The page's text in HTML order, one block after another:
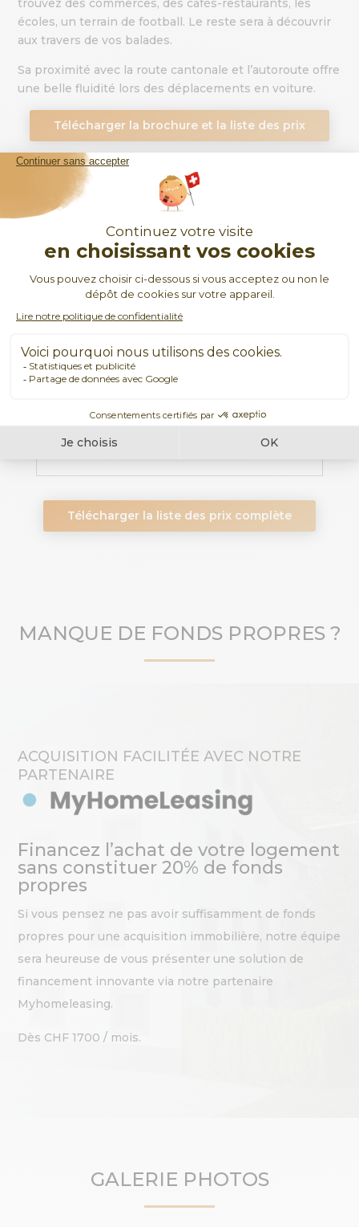
trouvez des commerces, des cafés-restaurants, les
écoles, un terrain de football. Le reste sera à découvrir
aux travers de vos balades.
Sa proximité avec la route cantonale et l’autoroute offre
une belle fluidité lors des déplacements en voiture.
Télécharger la brochure et la liste des prix
PRIX DES APPARTEMENTS
▹ 4,5 pièces
▹ 5,5 pièces
▹ Place de parking
Dernier appartement disponible à CHF
790’000
Télécharger la liste des prix complète
MANQUE DE FONDS PROPRES ?
ACQUISITION FACILITÉE AVEC NOTRE
PARTENAIRE
Financez l’achat de votre logement
sans constituer 20% de fonds
propres
Si vous pensez ne pas avoir suffisamment de fonds
propres pour une acquisition immobilière, notre équipe
sera heureuse de vous présenter une solution de
financement innovante via notre partenaire
Myhomeleasing.
Dès CHF 1700 / mois.
GALERIE PHOTOS